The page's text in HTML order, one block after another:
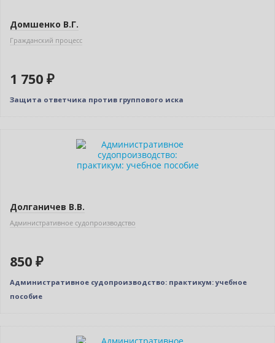
Домшенко В.Г.
Гражданский процесс
1 750 ₽
Защита ответчика против группового иска
Долганичев В.В.
Административное судопроизводство
850 ₽
Админиcтративное судопроизводство: практикум: учебное
пособие